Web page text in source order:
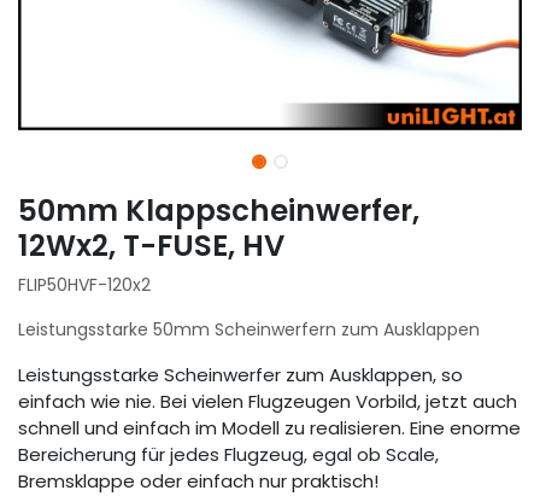
50mm Klappscheinwerfer,
12Wx2, T-FUSE, HV
FLIP50HVF-120x2
Leistungsstarke 50mm Scheinwerfern zum Ausklappen
Leistungsstarke Scheinwerfer zum Ausklappen, so
einfach wie nie. Bei vielen Flugzeugen Vorbild, jetzt auch
schnell und einfach im Modell zu realisieren. Eine enorme
Bereicherung für jedes Flugzeug, egal ob Scale,
Bremsklappe oder einfach nur praktisch!